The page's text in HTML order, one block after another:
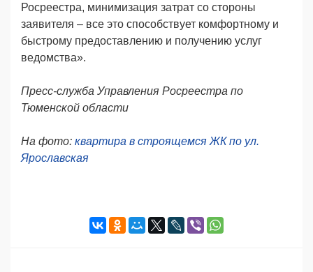
Росреестра, минимизация затрат со стороны
заявителя – все это способствует комфортному и
быстрому предоставлению и получению услуг
ведомства».
Пресс-служба Управления Росреестра по
Тюменской области
На фото: квартира в строящемся ЖК по ул.
Ярославская